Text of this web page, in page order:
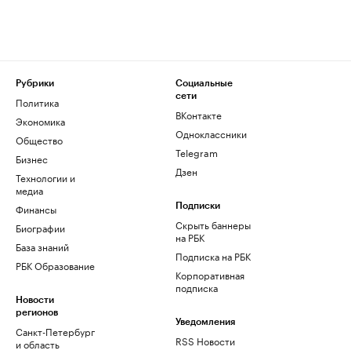
Рубрики
Политика
Экономика
Общество
Бизнес
Технологии и
медиа
Финансы
Биографии
База знаний
РБК Образование
Новости
регионов
Санкт-Петербург
и область
Социальные
сети
ВКонтакте
Одноклассники
Telegram
Дзен
Подписки
Скрыть баннеры
на РБК
Подписка на РБК
Корпоративная
подписка
Уведомления
RSS Новости